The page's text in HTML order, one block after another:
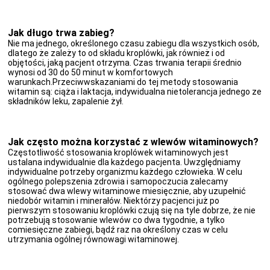
Jak długo trwa zabieg?
Nie ma jednego, określonego czasu zabiegu dla wszystkich osób,
dlatego że zależy to od składu kroplówki, jak również i od
objętości, jaką pacjent otrzyma. Czas trwania terapii średnio
wynosi od 30 do 50 minut w komfortowych
warunkach.Przeciwwskazaniami do tej metody stosowania
witamin są: ciąża i laktacja, indywidualna nietolerancja jednego ze
składników leku, zapalenie żył.
Jak często można korzystać z wlewów witaminowych?
Częstotliwość stosowania kroplówek witaminowych jest
ustalana indywidualnie dla każdego pacjenta. Uwzględniamy
indywidualne potrzeby organizmu każdego człowieka. W celu
ogólnego polepszenia zdrowia i samopoczucia zalecamy
stosować dwa wlewy witaminowe miesięcznie, aby uzupełnić
niedobór witamin i minerałów. Niektórzy pacjenci już po
pierwszym stosowaniu kroplówki czują się na tyle dobrze, że nie
potrzebują stosowanie wlewów co dwa tygodnie, a tylko
comiesięczne zabiegi, bądź raz na określony czas w celu
utrzymania ogólnej równowagi witaminowej.